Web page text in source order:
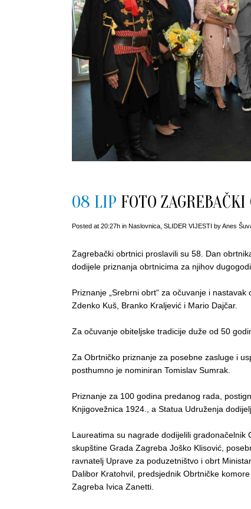
08 LIP FOTO
Posted at 20:27h in Naslovnica, SLIDER VIJESTI byAnes
Zagrebački obrtnici proslavili su 58. Dan
dodijele priznanja obrtnicima za njihov
Priznanje „Srebrni obrt“ za očuvanje i
Zdenko Kuš, Branko Kraljević i Mario Dajčar.
Za očuvanje obiteljske tradicije duže od 50
Za Obrtničko priznanje za posebne zasluge i
posthumno je nominiran Tomislav Sumrak.
Priznanje za 100 godina predanog rada,
Knjigovežnica 1924., a Statua Udruženja
Laureatima su nagrade dodijelili gradonačelnik
skupštine Grada Zagreba Joško Klisović,
ravnatelj Uprave za poduzetništvo i obrt
Dalibor Kratohvil, predsjednik Obrtničke
Zagreba Ivica Zanetti.